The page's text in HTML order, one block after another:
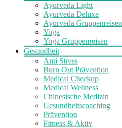
Ayurveda Light
Ayurveda Deluxe
Ayurveda Gruppenreisen
Yoga
Yoga Gruppenreisen
Gesundheit
Anti Stress
Burn Out Prävention
Medical Checkup
Medical Wellness
Chinesische Medizin
Gesundheitscoaching
Prävention
Fitness & Aktiv